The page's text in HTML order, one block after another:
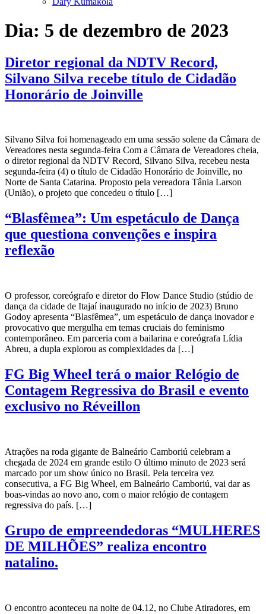
Dia: 5 de dezembro de 2023
Diretor regional da NDTV Record,
Silvano Silva recebe título de Cidadão
Honorário de Joinville
Silvano Silva foi homenageado em uma sessão solene da Câmara de
Vereadores nesta segunda-feira Com a Câmara de Vereadores cheia,
o diretor regional da NDTV Record, Silvano Silva, recebeu nesta
segunda-feira (4) o título de Cidadão Honorário de Joinville, no
Norte de Santa Catarina. Proposto pela vereadora Tânia Larson
(União), o projeto que concedeu o título […]
“Blasfêmea”: Um espetáculo de Dança
que questiona convenções e inspira
reflexão
O professor, coreógrafo e diretor do Flow Dance Studio (stúdio de
dança da cidade de Itajaí inaugurado no início de 2023) Bruno
Godoy apresenta “Blasfêmea”, um espetáculo de dança inovador e
provocativo que mergulha em temas cruciais do feminismo
contemporâneo. Em parceria com a bailarina e coreógrafa Lídia
Abreu, a dupla explorou as complexidades da […]
FG Big Wheel terá o maior Relógio de
Contagem Regressiva do Brasil e evento
exclusivo no Réveillon
Atrações na roda gigante de Balneário Camboriú celebram a
chegada de 2024 em grande estilo O último minuto de 2023 será
marcado por um show único no Brasil. Pela terceira vez
consecutiva, a FG Big Wheel, em Balneário Camboriú, vai dar as
boas-vindas ao novo ano, com o maior relógio de contagem
regressiva do país. […]
Grupo de empreendedoras “MULHERES
DE MILHÕES” realiza encontro
natalino.
O encontro aconteceu na noite de 04.12, no Clube Atiradores, em